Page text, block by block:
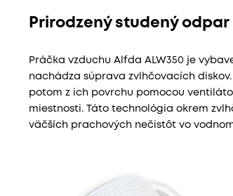
Prirodzený studený odpar
Práčka vzduchu Alfda ALW350 je
nachádza súprava zvlhčovacích
potom z ich povrchu pomocou
miestnosti. Táto technológia okrem
väčších prachových nečistôt vo